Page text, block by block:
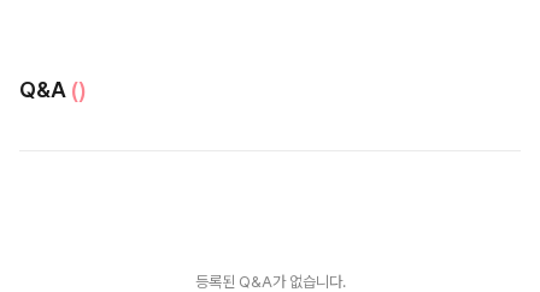
Q&A ()
등록된 Q&A가 없습니다.